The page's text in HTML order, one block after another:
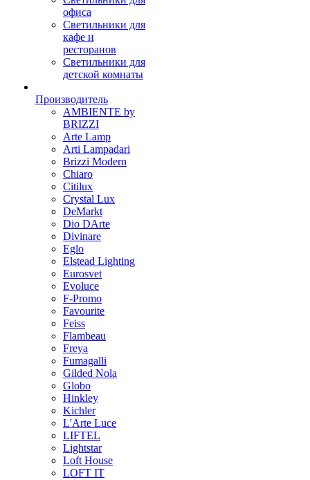
офиса
Светильники для
кафе и
ресторанов
Светильники для
детской комнаты
Производитель
AMBIENTE by
BRIZZI
Arte Lamp
Arti Lampadari
Brizzi Modern
Chiaro
Citilux
Crystal Lux
DeMarkt
Dio DArte
Divinare
Eglo
Elstead Lighting
Eurosvet
Evoluce
F-Promo
Favourite
Feiss
Flambeau
Freya
Fumagalli
Gilded Nola
Globo
Hinkley
Kichler
L'Arte Luce
LIFTEL
Lightstar
Loft House
LOFT IT